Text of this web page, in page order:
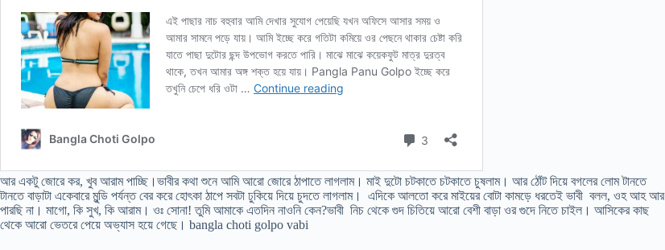
আর একটু জোরে কর, খুব আরাম পাচ্ছি।ভাবীর কথা শুনে আমি আরো জোরে ঠাপাতে লাগলাম। মাই দুটো চটকাতে চটকাতে চুষলাম। আর ঠোঁট দিয়ে বগলের লোম টানতে
টানতে বাড়াটা একেবারে মুন্ডি পর্যন্ত বের করে হোৎকা ঠাপে সবটা ঢুকিয়ে দিয়ে চুদতে লাগলাম। এদিকে আলতো করে মাইয়ের বোটা কামড়ে ধরতেই ভাবী বলল, ওহ আহ আর
পারছি না। মাগো, কি সুখ, কি আরাম। ওঃ সোনা! তুমি আমাকে এতদিন নাওনি কেন?ভাবী নিচ থেকে গুদ চিতিয়ে আরো বেশী বাড়া ওর গুদে নিতে চাইল। আসিকের কাছ
থেকে আরো ভেতরে পেয়ে অভ্যাস হয়ে গেছে। bangla choti golpo vabi